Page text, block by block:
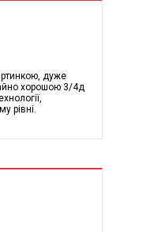
дуже
хорошою 3/4д
рівні.